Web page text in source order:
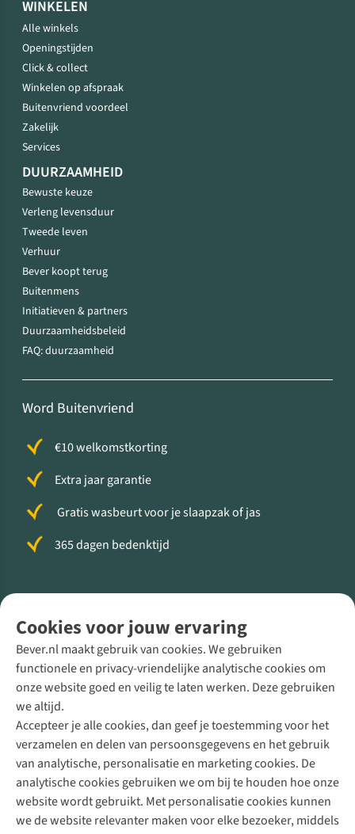
Cookies voor jouw ervaring
Bever.nl maakt gebruik van cookies. We gebruiken
functionele en privacy-vriendelijke analytische cookies om
onze website goed en veilig te laten werken. Deze gebruiken
we altijd.
Accepteer je alle cookies, dan geef je toestemming voor het
verzamelen en delen van persoonsgegevens en het gebruik
van analytische, personalisatie en marketing cookies. De
analytische cookies gebruiken we om bij te houden hoe onze
website wordt gebruikt. Met personalisatie cookies kunnen
we de website relevanter maken voor elke bezoeker, middels
WINKELEN
Alle winkels
Openingstijden
Click & collect
Winkelen op afspraak
Buitenvriend voordeel
Zakelijk
Services
DUURZAAMHEID
Bewuste keuze
Verleng levensduur
Tweede leven
Verhuur
Bever koopt terug
Buitenmens
Initiatieven & partners
Duurzaamheidsbeleid
FAQ: duurzaamheid
Word Buitenvriend
€10 welkomstkorting
Extra jaar garantie
Gratis wasbeurt voor je slaapzak of jas
365 dagen bedenktijd
Direct advies van een Buitenexpert
+31 (0)85 888 50 88
+31 6 12 28 49 80
Contactformulier